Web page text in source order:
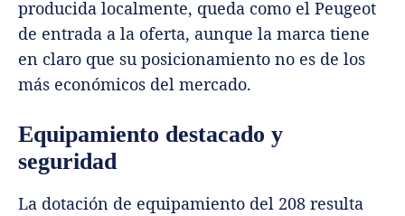
producida localmente, queda como el Peugeot
de entrada a la oferta, aunque la marca tiene
en claro que su posicionamiento no es de los
más económicos del mercado.
Equipamiento destacado y
seguridad
La dotación de equipamiento del 208 resulta